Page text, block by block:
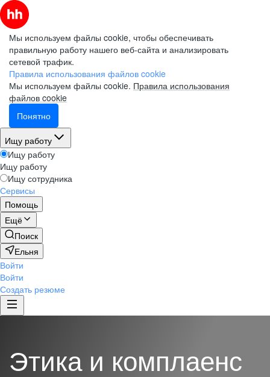
Мы используем файлы cookie, чтобы обеспечивать
правильную работу нашего веб-сайта и анализировать
сетевой трафик.
Правила использования файлов cookie
Мы используем файлы cookie. Правила использования
файлов cookie
Понятно
Ищу работу
Ищу работу
Ищу работу
Ищу сотрудника
Сервисы
Помощь
Ещё
Поиск
Ельня
Войти
Войти
Создать резюме
Этика и комплаенс